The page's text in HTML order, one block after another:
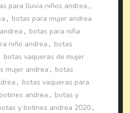
para lluvia niños andrea ,
, botas para mujer andrea
, botas para niña
niño andrea , botas
botas vaqueras de mujer
mujer andrea , botas
, botas vaqueras para
andrea , botas y
y botines andrea 2020 ,